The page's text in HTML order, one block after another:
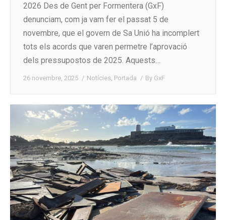
2026 Des de Gent per Formentera (GxF)
denunciam, com ja vam fer el passat 5 de
novembre, que el govern de Sa Unió ha incomplert
tots els acords que varen permetre l’aprovació
dels pressupostos de 2025. Aquests…
26 novembre, 2025 Notícies Portada By GxF